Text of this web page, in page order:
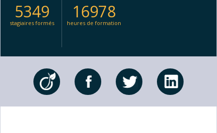
5349
stagiaires formés
16978
heures de formation